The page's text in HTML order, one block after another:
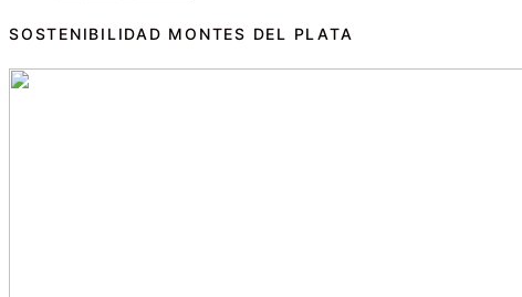
SOSTENIBILIDAD MONTES DEL PLATA